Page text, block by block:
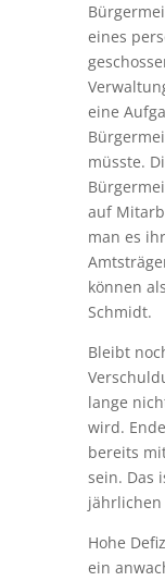
eines
eine
müsste.
auf
man es
können
Schmidt.
Bleibt
lange
wird.
bereits
sein. Das
jährlichen
Hohe
ein